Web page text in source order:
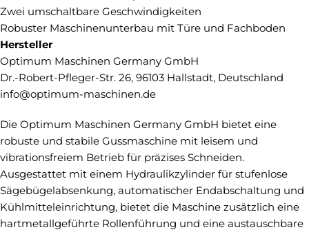
Zwei umschaltbare Geschwindigkeiten
Robuster Maschinenunterbau mit Türe und Fachboden
Hersteller
Optimum Maschinen Germany GmbH
Dr.-Robert-Pfleger-Str. 26, 96103 Hallstadt, Deutschland
info@optimum-maschinen.de
Die Optimum Maschinen Germany GmbH bietet eine
robuste und stabile Gussmaschine mit leisem und
vibrationsfreiem Betrieb für präzises Schneiden.
Ausgestattet mit einem Hydraulikzylinder für stufenlose
Sägebügelabsenkung, automatischer Endabschaltung und
Kühlmitteleinrichtung, bietet die Maschine zusätzlich eine
hartmetallgeführte Rollenführung und eine austauschbare